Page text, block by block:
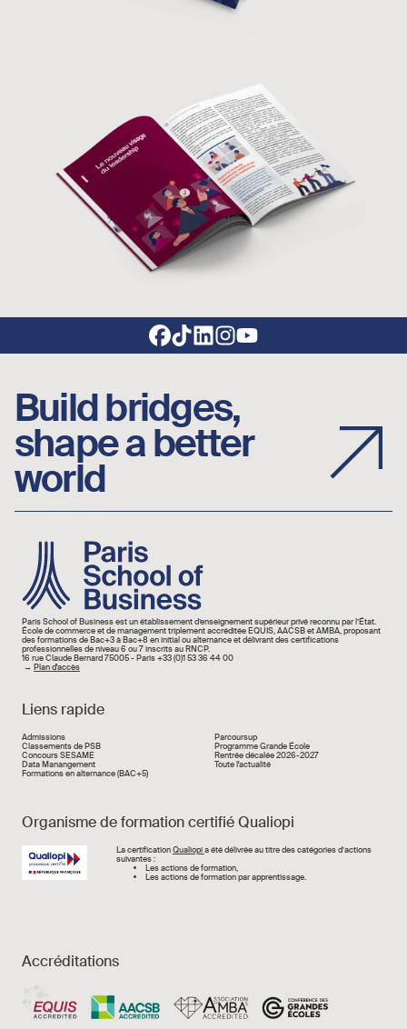
Footer social links
Build bridges,
shape a better
world
Image
Paris School of Business est un établissement d’enseignement supérieur privé reconnu par l’État.
École de commerce et de management triplement accréditée EQUIS, AACSB et AMBA, proposant
des formations de Bac+3 à Bac+8 en initial ou alternance et délivrant des certifications
professionnelles de niveau 6 ou 7 inscrits au RNCP.
16 rue Claude Bernard 75005 - Paris +33 (0)1 53 36 44 00
→ Plan d'accès
Liens rapide
Liens rapide
Admissions
Classements de PSB
Concours SESAME
Data Manangement
Formations en alternance (BAC+5)
Parcoursup
Programme Grande École
Rentrée décalée 2026-2027
Toute l'actualité
Organisme de formation certifié Qualiopi
Image La certificationQualiopia été délivrée au titre des catégories d’actions
suivantes :
Les actions de formation,
Les actions de formation par apprentissage.
Accréditations